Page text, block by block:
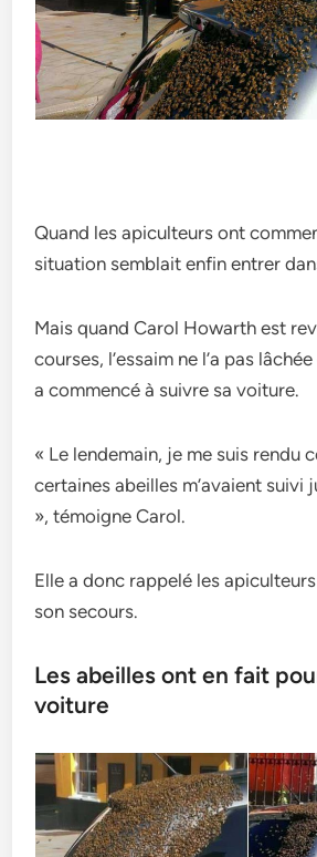
Quand les apiculteurs ont
situation semblait enfin entrer
Mais quand Carol Howarth est
courses, l’essaim ne l’a pas
a commencé à suivre sa voiture.
« Le lendemain, je me suis rendu
certaines abeilles m’avaient suivi
», témoigne Carol.
Elle a donc rappelé les
son secours.
Les abeilles ont en fait
voiture